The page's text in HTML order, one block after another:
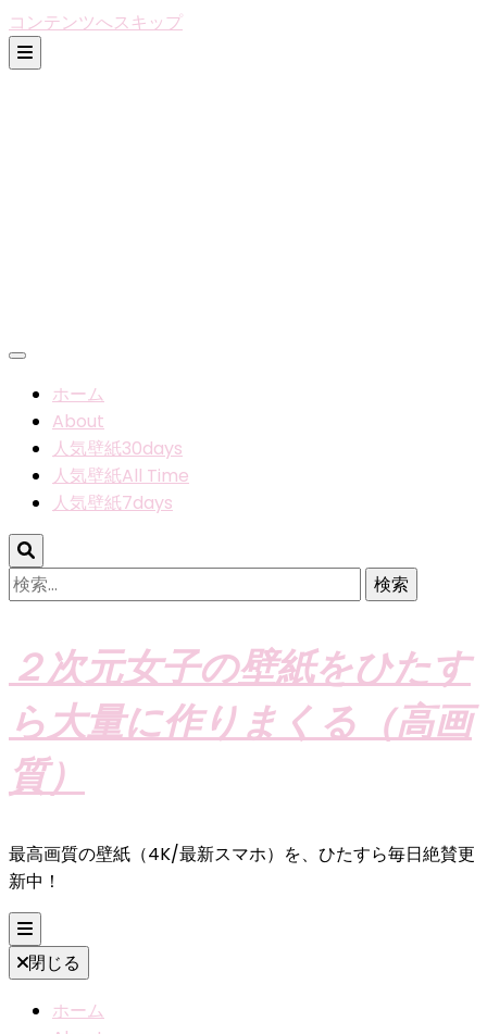
コンテンツへスキップ
ホーム
About
人気壁紙30days
人気壁紙All Time
人気壁紙7days
検
索:
２次元女子の壁紙をひたす
ら大量に作りまくる（高画
質）
最高画質の壁紙（4K/最新スマホ）を、ひたすら毎日絶賛更
新中！
閉じる
ホーム